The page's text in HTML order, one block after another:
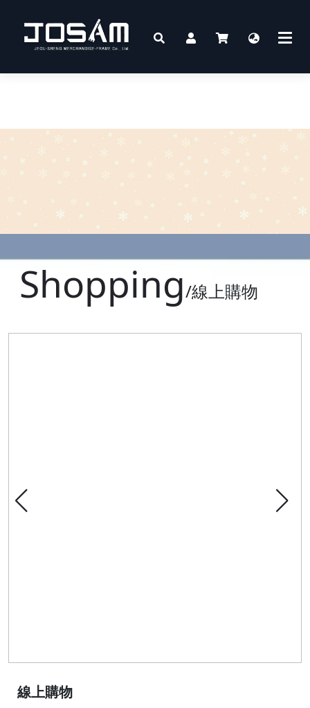
Shopping/線上購物
線上購物